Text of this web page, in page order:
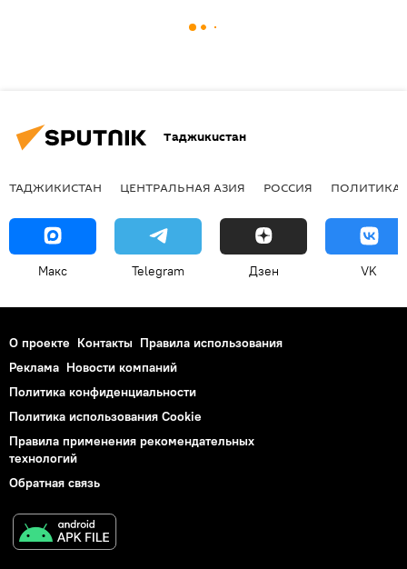
Таджикистан
ТАДЖИКИСТАН ЦЕНТРАЛЬНАЯ АЗИЯ РОССИЯ ПОЛИТИКА
Макс Telegram Дзен VK
О проекте Контакты Правила использования
Реклама Новости компаний
Политика конфиденциальности
Политика использования Cookie
Правила применения рекомендательных
технологий
Обратная связь